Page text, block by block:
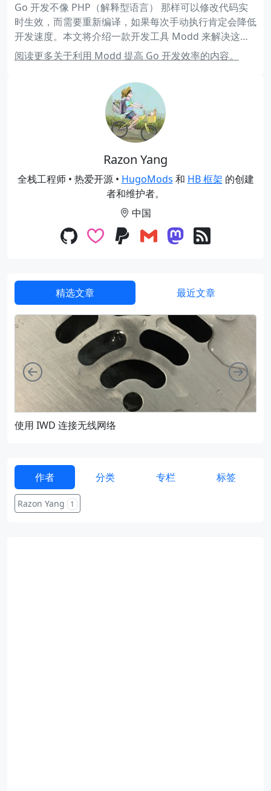
Go 开发不像 PHP（解释型语言） 那样可以修改代码实
时生效，而需要重新编译，如果每次手动执行肯定会降低
开发速度。本文将介绍一款开发工具 Modd 来解决这一
问题，它可以监控文件修改并重启服务进程。
阅读更多关于利用 Modd 提高 Go 开发效率的内容。
Razon Yang
全栈工程师 • 热爱开源 • HugoMods 和 HB 框架 的创建
者和维护者。
中国
精选文章 最近文章
使用 IWD 连接无线网络
向左 向右
作者 分类 专栏 标签
Razon Yang 1